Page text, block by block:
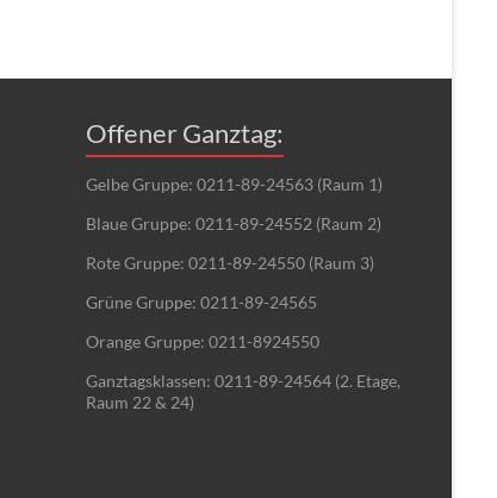
Offener Ganztag:
Gelbe Gruppe: 0211-89-24563 (Raum 1)
Blaue Gruppe: 0211-89-24552 (Raum 2)
Rote Gruppe: 0211-89-24550 (Raum 3)
Grüne Gruppe: 0211-89-24565
Orange Gruppe: 0211-8924550
Ganztagsklassen: 0211-89-24564 (2. Etage,
Raum 22 & 24)